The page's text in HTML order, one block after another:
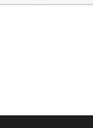
Нумерованный список
Маркированный
Вставить